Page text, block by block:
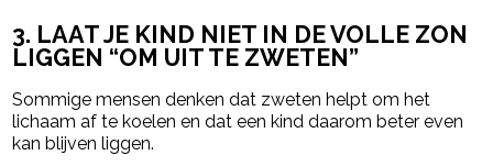
3. LAAT JE KIND NIET IN DE VOLLE ZON
LIGGEN “OM UIT TE ZWETEN”
Sommige mensen denken dat zweten helpt om het
lichaam af te koelen en dat een kind daarom beter even
kan blijven liggen.